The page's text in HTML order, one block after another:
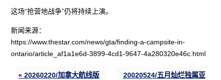
这场“抢营地战争”仍将持续上演。
新闻来源：
https://www.thestar.com/news/gta/finding-a-campsite-in-
ontario/article_af1a1e6d-3899-4cd1-9647-4a280320e46c.html
« 20260220/加拿大航线版
20020524/五月灿烂独属亚